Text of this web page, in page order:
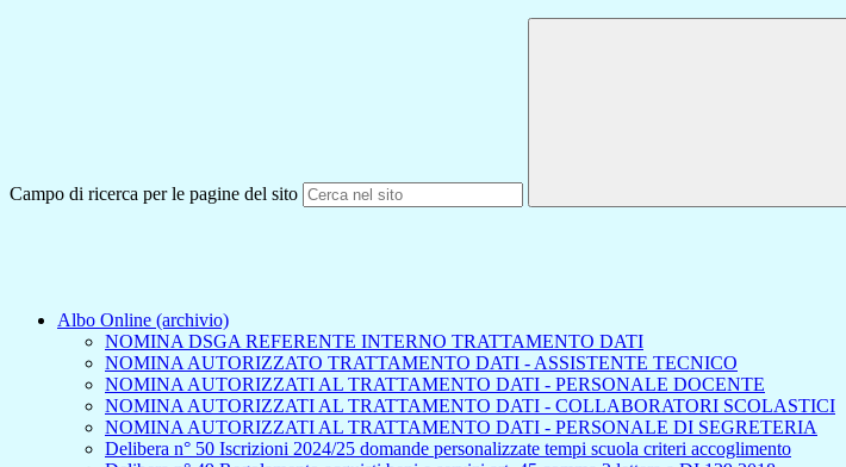
Campo di ricerca per le pagine del sito
Albo Online (archivio)
NOMINA DSGA REFERENTE INTERNO TRATTAMENTO DATI
NOMINA AUTORIZZATO TRATTAMENTO DATI - ASSISTENTE TECNICO
NOMINA AUTORIZZATI AL TRATTAMENTO DATI - PERSONALE DOCENTE
NOMINA AUTORIZZATI AL TRATTAMENTO DATI - COLLABORATORI SCOLASTICI
NOMINA AUTORIZZATI AL TRATTAMENTO DATI - PERSONALE DI SEGRETERIA
Delibera n° 50 Iscrizioni 2024/25 domande personalizzate tempi scuola criteri accoglimento